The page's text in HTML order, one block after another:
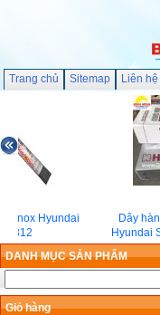
Trang chủ Sitemap Liên hệ
Inox Hyundai
312
Dây
Hyundai
DANH MỤC SẢN PHẨM
Giỏ hàng